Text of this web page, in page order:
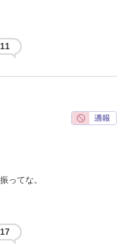
11
ってな。
17